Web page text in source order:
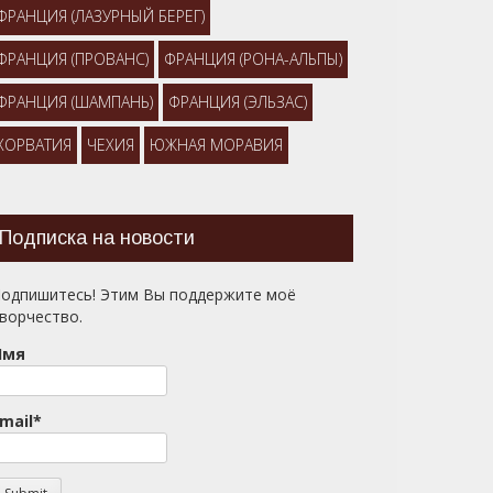
(ЛАЗУРНЫЙ БЕРЕГ)
(ПРОВАНС) ФРАНЦИЯ (РОНА-АЛЬПЫ)
(ШАМПАНЬ) ФРАНЦИЯ (ЭЛЬЗАС)
ЧЕХИЯ ЮЖНАЯ МОРАВИЯ
Подписка на новости
Этим Вы поддержите моё